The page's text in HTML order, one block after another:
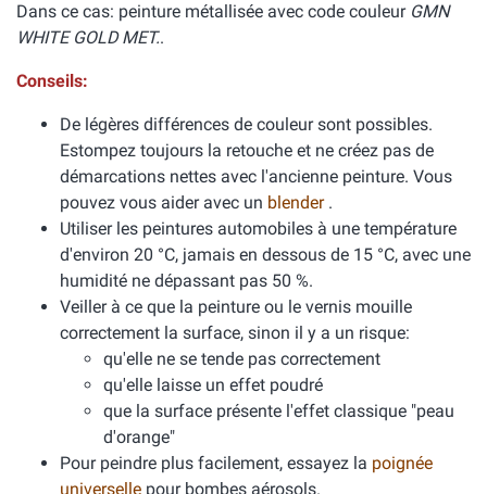
Dans ce cas: peinture métallisée avec code couleur GMN
WHITE GOLD MET..
Conseils:
De légères différences de couleur sont possibles.
Estompez toujours la retouche et ne créez pas de
démarcations nettes avec l'ancienne peinture. Vous
pouvez vous aider avec un blender .
Utiliser les peintures automobiles à une température
d'environ 20 °C, jamais en dessous de 15 °C, avec une
humidité ne dépassant pas 50 %.
Veiller à ce que la peinture ou le vernis mouille
correctement la surface, sinon il y a un risque:
qu'elle ne se tende pas correctement
qu'elle laisse un effet poudré
que la surface présente l'effet classique "peau
d'orange"
Pour peindre plus facilement, essayez la poignée
universelle pour bombes aérosols.